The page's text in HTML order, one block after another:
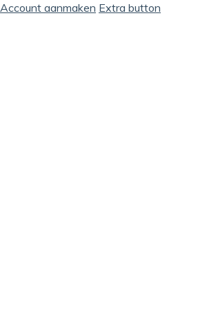
Account aanmaken Extra button